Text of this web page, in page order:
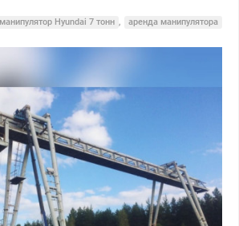
манипулятор Hyundai 7 тонн , аренда манипулятора